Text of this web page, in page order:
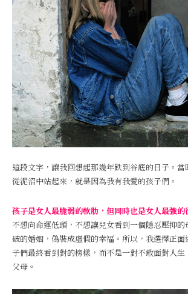
這段文字，讓我回想起那幾年跌到谷底的日子。
從泥沼中站起來，就是因為我有我愛的孩子們。
孩子是女人最脆弱的軟肋，但同時也是女人最強的
不想向命運低頭，不想讓兒女看到一個隱忍壓抑
破的婚姻，偽裝成虛假的幸福。所以，我選擇正
子們最終看到對的榜樣，而不是一對不敢面對人
父母。